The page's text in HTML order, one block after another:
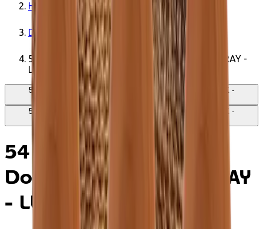
Huis
Decoratie
54 cm hoog dienblad - Donkerbruin - TABLE TRAY -
LURIK
54 cm hoog dienblad - Donkerbruin - TABLE TRAY - LURIK -
54 cm hoog dienblad - Donkerbruin - TABLE TRAY - LURIK -
54 cm hoog dienblad -
Donkerbruin - TABLE TRAY
- LURIK